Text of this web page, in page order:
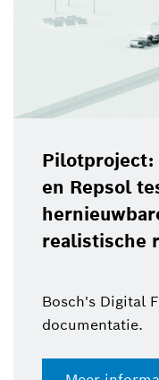
Pilotproject:
en Repsol
realistische
Bosch's Digital
documentatie.